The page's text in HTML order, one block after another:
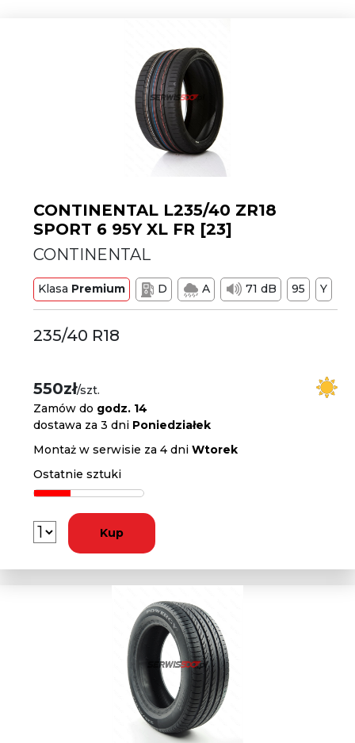
CONTINENTAL L235/40 ZR18
SPORT 6 95Y XL FR [23]
CONTINENTAL
Klasa Premium D A 71 dB 95 Y
235/40 R18
550zł/szt.
Zamów do godz. 14
dostawa za 3 dni Poniedziałek
Montaż w serwisie za 4 dniWtorek
Ostatnie sztuki
Kup